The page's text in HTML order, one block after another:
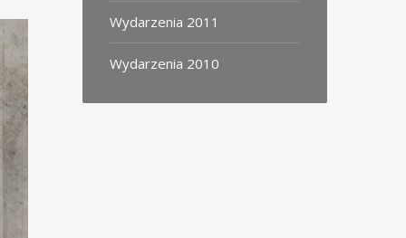
Wydarzenia 2011
Wydarzenia 2010